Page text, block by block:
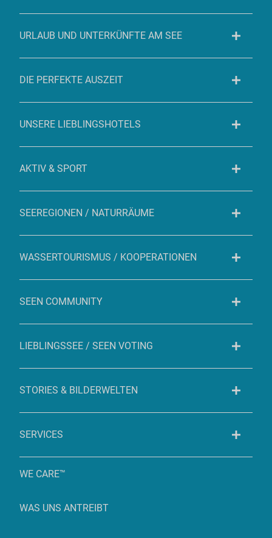
URLAUB UND UNTERKÜNFTE AM SEE
DIE PERFEKTE AUSZEIT
UNSERE LIEBLINGSHOTELS
AKTIV & SPORT
SEEREGIONEN / NATURRÄUME
WASSERTOURISMUS / KOOPERATIONEN
SEEN COMMUNITY
LIEBLINGSSEE / SEEN VOTING
STORIES & BILDERWELTEN
SERVICES
WE CARE™
WAS UNS ANTREIBT